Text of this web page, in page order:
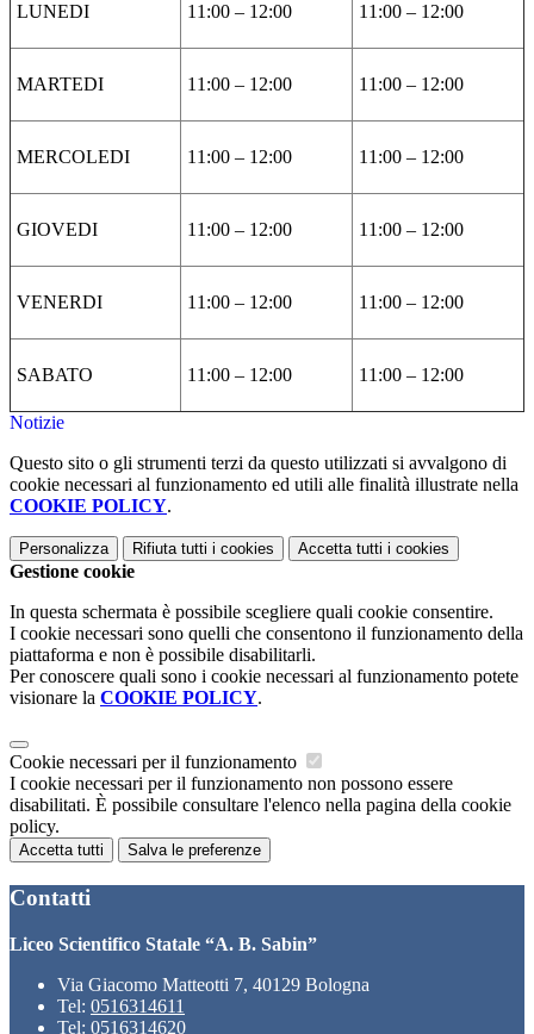
LUNEDI 11:00 – 12:00 11:00 – 12:00
MARTEDI 11:00 – 12:00 11:00 – 12:00
MERCOLEDI 11:00 – 12:00 11:00 – 12:00
GIOVEDI 11:00 – 12:00 11:00 – 12:00
VENERDI 11:00 – 12:00 11:00 – 12:00
SABATO 11:00 – 12:00 11:00 – 12:00
Notizie
Questo sito o gli strumenti terzi da questo utilizzati si avvalgono di
cookie necessari al funzionamento ed utili alle finalità illustrate nella
COOKIE POLICY.
Personalizza Rifiuta tutti i cookies Accetta tutti i cookies
Gestione cookie
In questa schermata è possibile scegliere quali cookie consentire.
I cookie necessari sono quelli che consentono il funzionamento della
piattaforma e non è possibile disabilitarli.
Per conoscere quali sono i cookie necessari al funzionamento potete
visionare la COOKIE POLICY.
Cookie necessari per il funzionamento
I cookie necessari per il funzionamento non possono essere
disabilitati. È possibile consultare l'elenco nella pagina della cookie
policy.
Accetta tutti Salva le preferenze
Contatti
Liceo Scientifico Statale “A. B. Sabin”
Via Giacomo Matteotti 7, 40129 Bologna
Tel: 0516314611
Tel: 0516314620